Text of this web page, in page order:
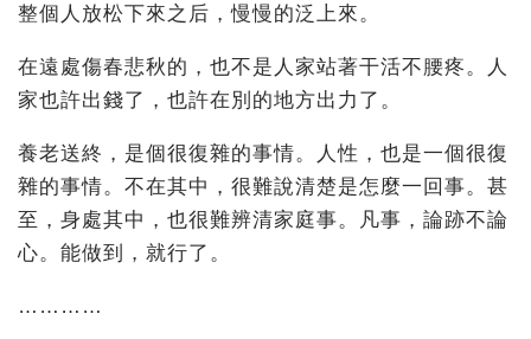
整個人放松下來之后，慢慢的泛上來。
在遠處傷春悲秋的，也不是人家站著干活不腰疼。人
家也許出錢了，也許在別的地方出力了。
養老送終，是個很復雜的事情。人性，也是一個很復
雜的事情。不在其中，很難說清楚是怎麼一回事。甚
至，身處其中，也很難辨清家庭事。凡事，論跡不論
心。能做到，就行了。
…………